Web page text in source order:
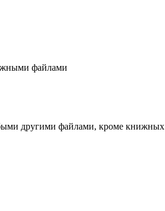
файлами
другими файлами, кроме книжных